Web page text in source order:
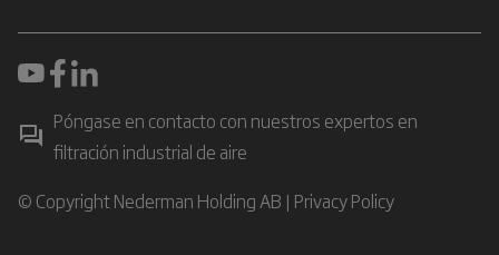
Póngase en contacto con nuestros expertos en
filtración industrial de aire
© Copyright Nederman Holding AB | Privacy Policy